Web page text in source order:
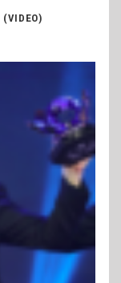
(VIDEO)